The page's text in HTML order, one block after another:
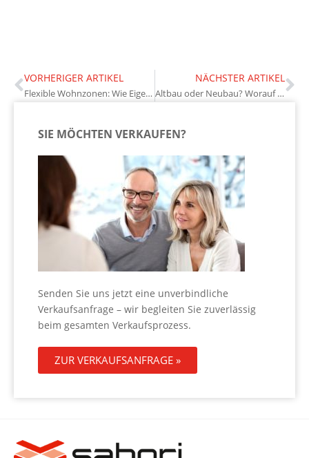
VORHERIGER ARTIKEL
Flexible Wohnzonen: Wie Eigentümer offene Räume clever strukturieren
NÄCHSTER ARTIKEL
Altbau oder Neubau? Worauf Käufer bei der Entscheidung achten sollten
SIE MÖCHTEN VERKAUFEN?
Senden Sie uns jetzt eine unverbindliche
Verkaufsanfrage – wir begleiten Sie zuverlässig
beim gesamten Verkaufsprozess.
ZUR VERKAUFSANFRAGE »